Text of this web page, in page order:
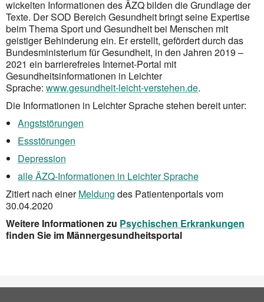
wickel­ten Informationen des ÄZQ bilden die Grundlage der
Texte. Der SOD Bereich Gesundheit bringt seine Expertise
beim Thema Sport und Gesundheit bei Menschen mit
geistiger Behinderung ein. Er erstellt, geför­dert durch das
Bundesministerium für Gesundheit, in den Jahren 2019 –
2021 ein barrierefreies Internet-Portal mit
Gesundheitsinformationen in Leichter
Sprache: www.gesundheit-leicht-verstehen.de.
Die Informationen in Leichter Sprache stehen bereit unter:
Angststörungen
Essstörungen
Depression
alle ÄZQ-Informationen in Leichter Sprache
Zitiert nach einerMeldung des Patientenportals vom
30.04.2020
Weitere Informationen zu Psychischen Erkrankungen
finden Sie im Männergesundheitsportal
Social Bookmarks